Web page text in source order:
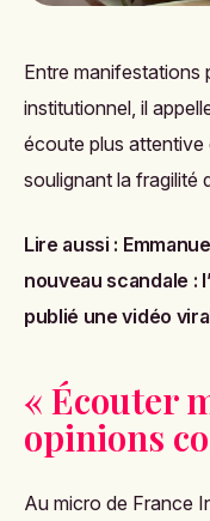
Entre manifestations
institutionnel, il
écoute plus
soulignant la fragilité
Lire aussi :
nouveau scandale :
publié une vidéo
« Écouter
opinions
Au micro de France